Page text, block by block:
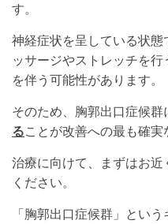
す。
神経症状を呈している状
ッサージやストレッチを
を伴う可能性があります。
そのため、胸郭出口症候群
ることが改善への最も確実
治療に向けて、まずはお
ください。
「胸郭出口症候群」とい